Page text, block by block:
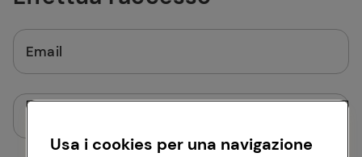
Email
Usa i cookies per una navigazione